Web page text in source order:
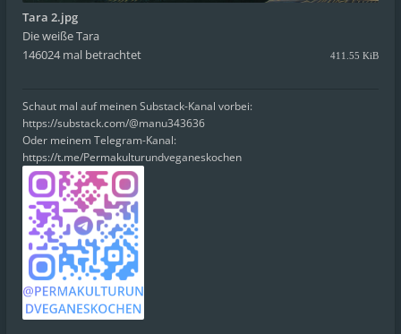
Tara 2.jpg
Die weiße Tara
146024 mal betrachtet
411.55 KiB
Schaut mal auf meinen Substack-Kanal vorbei:
https://substack.com/@manu343636
Oder meinem Telegram-Kanal:
https://t.me/Permakulturundveganeskochen